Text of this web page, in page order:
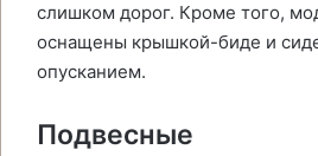
слишком дорог. Кроме того,
оснащены крышкой-биде и
опусканием.
Подвесные